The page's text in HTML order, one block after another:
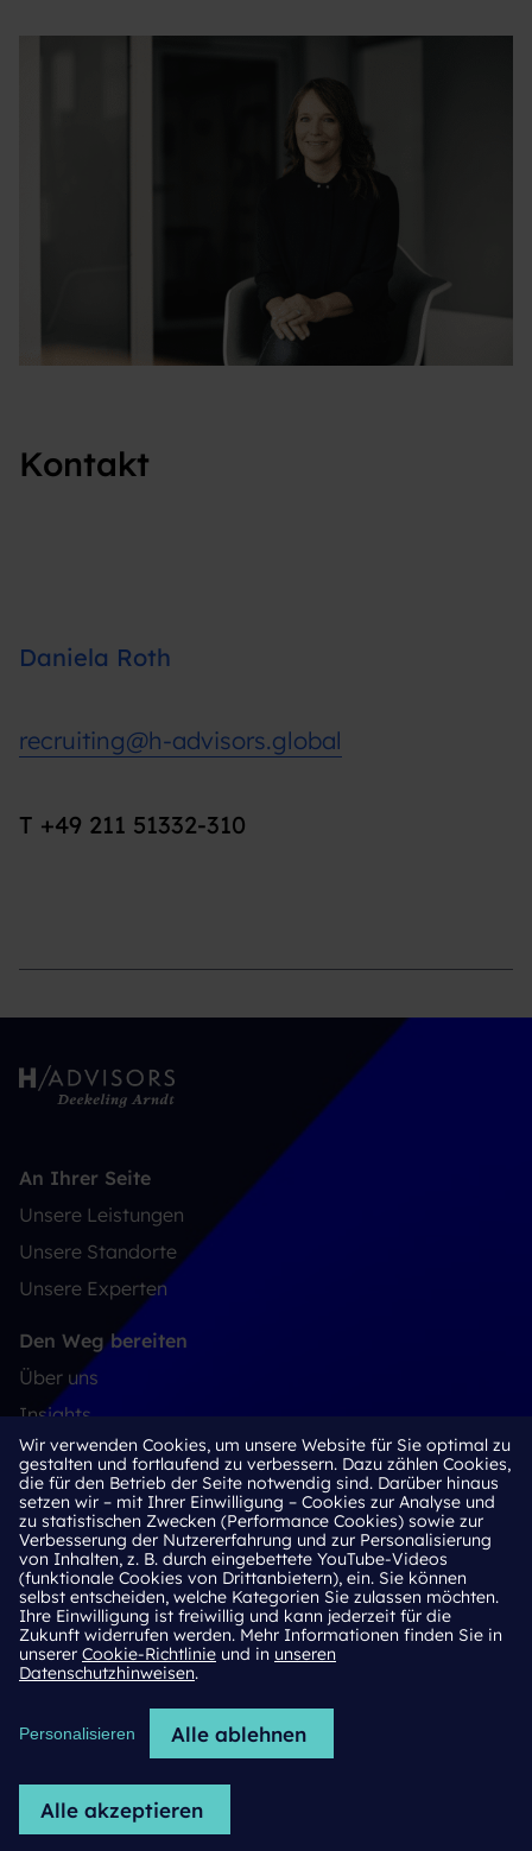
Kontakt
Daniela Roth
recruiting@h-advisors.global
T +49 211 51332-310
An Ihrer Seite
Unsere Leistungen
Unsere Standorte
Unsere Experten
Den Weg bereiten
Über uns
Insights
Karriere
In Kontakt treten
Kontakt
Newsletteranmeldung
LinkedIn
2026 © H/Advisors Deekeling Arndt
Datenschutzhinweise
Wir verwenden Cookies, um unsere Website für Sie optimal zu
gestalten und fortlaufend zu verbessern. Dazu zählen Cookies,
die für den Betrieb der Seite notwendig sind. Darüber hinaus
setzen wir – mit Ihrer Einwilligung – Cookies zur Analyse und
zu statistischen Zwecken (Performance Cookies) sowie zur
Verbesserung der Nutzererfahrung und zur Personalisierung
von Inhalten, z. B. durch eingebettete YouTube-Videos
(funktionale Cookies von Drittanbietern), ein. Sie können
selbst entscheiden, welche Kategorien Sie zulassen möchten.
Ihre Einwilligung ist freiwillig und kann jederzeit für die
Zukunft widerrufen werden. Mehr Informationen finden Sie in
unserer Cookie-Richtlinie und in unseren
Datenschutzhinweisen.
Personalisieren Alle ablehnen
Alle akzeptieren